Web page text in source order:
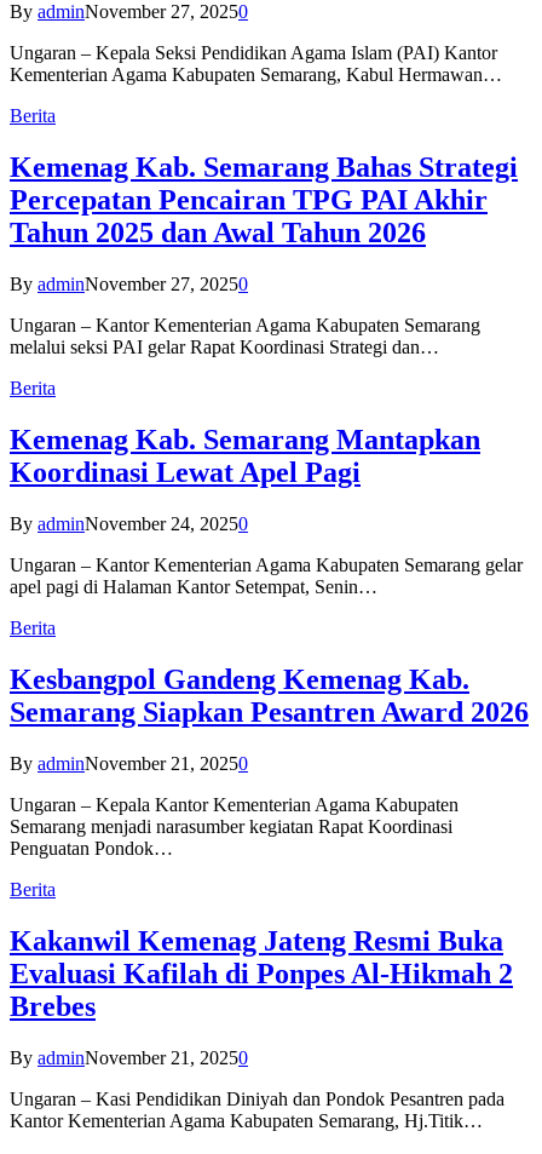
By adminNovember 27, 20250
Ungaran – Kepala Seksi Pendidikan Agama Islam (PAI) Kantor
Kementerian Agama Kabupaten Semarang, Kabul Hermawan…
Berita
Kemenag Kab. Semarang Bahas Strategi
Percepatan Pencairan TPG PAI Akhir
Tahun 2025 dan Awal Tahun 2026
By adminNovember 27, 20250
Ungaran – Kantor Kementerian Agama Kabupaten Semarang
melalui seksi PAI gelar Rapat Koordinasi Strategi dan…
Berita
Kemenag Kab. Semarang Mantapkan
Koordinasi Lewat Apel Pagi
By adminNovember 24, 20250
Ungaran – Kantor Kementerian Agama Kabupaten Semarang gelar
apel pagi di Halaman Kantor Setempat, Senin…
Berita
Kesbangpol Gandeng Kemenag Kab.
Semarang Siapkan Pesantren Award 2026
By adminNovember 21, 20250
Ungaran – Kepala Kantor Kementerian Agama Kabupaten
Semarang menjadi narasumber kegiatan Rapat Koordinasi
Penguatan Pondok…
Berita
Kakanwil Kemenag Jateng Resmi Buka
Evaluasi Kafilah di Ponpes Al-Hikmah 2
Brebes
By adminNovember 21, 20250
Ungaran – Kasi Pendidikan Diniyah dan Pondok Pesantren pada
Kantor Kementerian Agama Kabupaten Semarang, Hj.Titik…